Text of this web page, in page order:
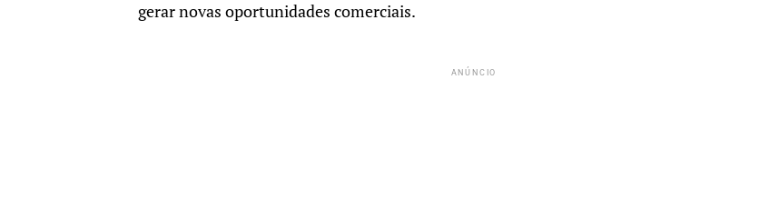
gerar novas oportunidades comerciais.
ANÚNCIO